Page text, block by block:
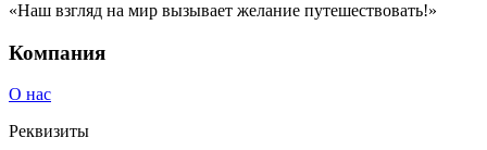
«Наш взгляд на мир вызывает желание путешествовать!»
Компания
О нас
Реквизиты